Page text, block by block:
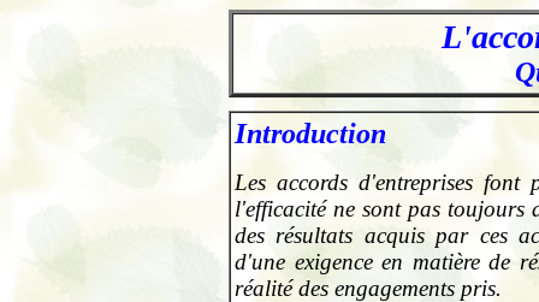
Introduction
Les accords d'entreprises
l'efficacité ne sont pas toujours
des résultats acquis par ces
d'une exigence en matière de
réalité des engagements pris.